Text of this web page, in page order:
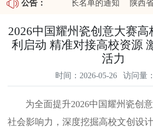
公告：
业技能大赛裁判长名单的通知 陕西
民工工资失信联合惩戒对象名单和重大
2026中国耀州瓷创意大赛高
利启动 精准对接高校资源
活力
时间：2026-05-26 访问量
为全面提升2026中国耀州瓷创意
社会影响力，深度挖掘高校文创设